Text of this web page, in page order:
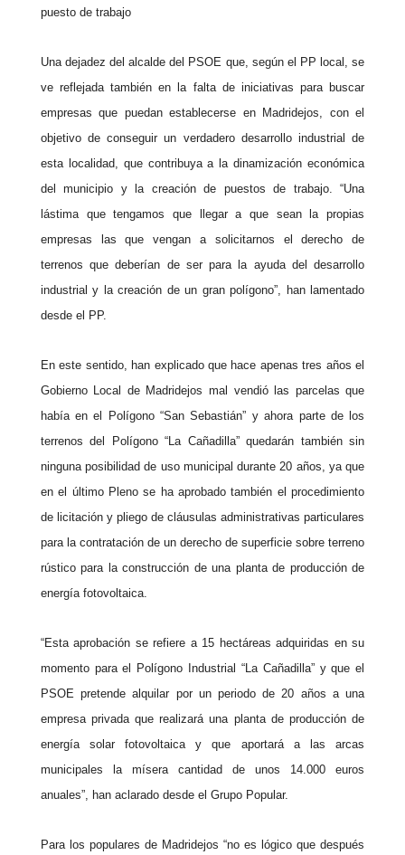
puesto de trabajo
Una dejadez del alcalde del PSOE que, según el PP local, se
ve reflejada también en la falta de iniciativas para buscar
empresas que puedan establecerse en Madridejos, con el
objetivo de conseguir un verdadero desarrollo industrial de
esta localidad, que contribuya a la dinamización económica
del municipio y la creación de puestos de trabajo. “Una
lástima que tengamos que llegar a que sean la propias
empresas las que vengan a solicitarnos el derecho de
terrenos que deberían de ser para la ayuda del desarrollo
industrial y la creación de un gran polígono”, han lamentado
desde el PP.
En este sentido, han explicado que hace apenas tres años el
Gobierno Local de Madridejos mal vendió las parcelas que
había en el Polígono “San Sebastián” y ahora parte de los
terrenos del Polígono “La Cañadilla” quedarán también sin
ninguna posibilidad de uso municipal durante 20 años, ya que
en el último Pleno se ha aprobado también el procedimiento
de licitación y pliego de cláusulas administrativas particulares
para la contratación de un derecho de superficie sobre terreno
rústico para la construcción de una planta de producción de
energía fotovoltaica.
“Esta aprobación se refiere a 15 hectáreas adquiridas en su
momento para el Polígono Industrial “La Cañadilla” y que el
PSOE pretende alquilar por un periodo de 20 años a una
empresa privada que realizará una planta de producción de
energía solar fotovoltaica y que aportará a las arcas
municipales la mísera cantidad de unos 14.000 euros
anuales”, han aclarado desde el Grupo Popular.
Para los populares de Madridejos “no es lógico que después